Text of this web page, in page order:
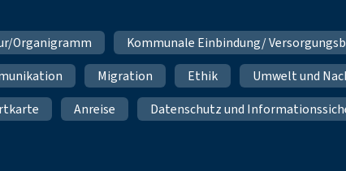
Organigramm Kommunale Einbindung/
Migration Ethik Umwelt und
Anreise Datenschutz und